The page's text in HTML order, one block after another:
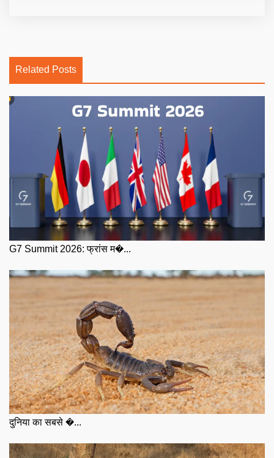
Related Posts
G7 Summit 2026: फ्रांस म�...
दुनिया का सबसे �...